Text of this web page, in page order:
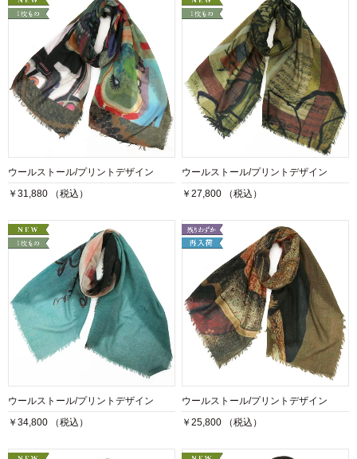
ウールストール/プリントデザイン
￥31,880 （税込）
ウールストール/プリントデザイン
￥27,800 （税込）
ウールストール/プリントデザイン
￥34,800 （税込）
ウールストール/プリントデザイン
￥25,800 （税込）